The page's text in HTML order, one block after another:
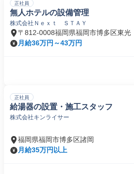
正社員
無人ホテルの設備管理
株式会社Ｎｅｘｔ ＳＴＡＹ
〒812-0008福岡県福岡市博多区東光
月給36万円～43万円
正社員
給湯器の設置・施工スタッフ
株式会社キンライサー
福岡県福岡市博多区諸岡
月給35万円以上